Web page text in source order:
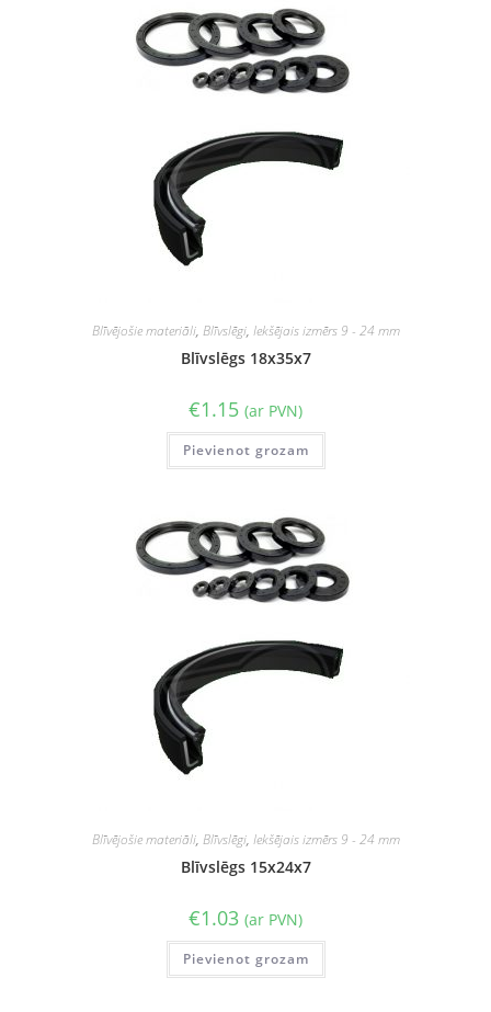
Blīvējošie materiāli, Blīvslēgi, Iekšējais izmērs 9 - 24 mm
Blīvslēgs 18x35x7
€1.15 (ar PVN)
Pievienot grozam
Blīvējošie materiāli, Blīvslēgi, Iekšējais izmērs 9 - 24 mm
Blīvslēgs 15x24x7
€1.03 (ar PVN)
Pievienot grozam